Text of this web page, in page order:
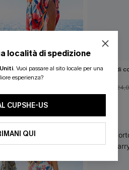
Abito lungo floreale per
feste
Pareo midi
ANCHE
località di spedizione
. Vuoi passare al sito locale per una
esperienza?
CUPSHE-US
QUI